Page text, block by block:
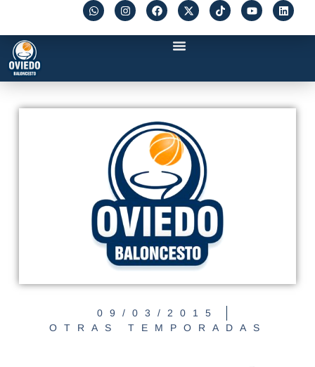
09/03/2015
OTRAS TEMPORADAS